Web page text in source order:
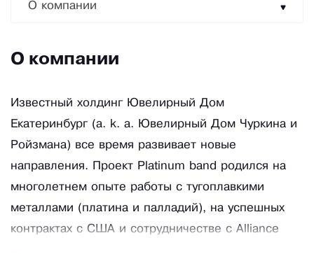
О компании
О компании
Известный холдинг Ювелирный Дом
Екатеринбург (a. k. a. Ювелирный Дом Чуркина и
Ройзмана) все время развивает новые
направления. Проект Platinum band родился на
многолетнем опыте работы с тугоплавкими
металлами (платина и палладий), на успешных
контрактах с США и сотрудничестве с Alliance